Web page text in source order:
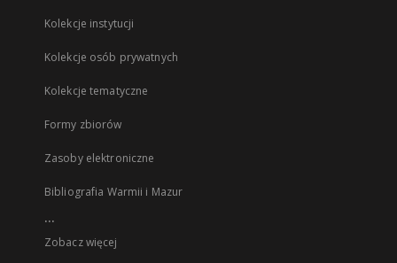
Kolekcje instytucji
Kolekcje osób prywatnych
Kolekcje tematyczne
Formy zbiorów
Zasoby elektroniczne
Bibliografia Warmii i Mazur
...
Zobacz więcej